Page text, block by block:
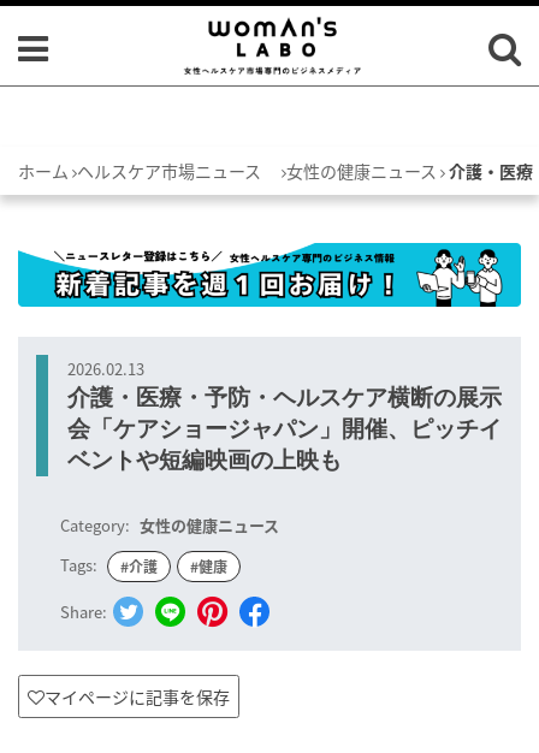
ホーム ヘルスケア市場ニュース 女性の健康ニュース 介護・医療
2026.02.13
介護・医療・予防・ヘルスケア横断の展示
会「ケアショージャパン」開催、ピッチイ
ベントや短編映画の上映も
Category: 女性の健康ニュース
Tags:
#介護 #健康
Share:
マイページに記事を保存